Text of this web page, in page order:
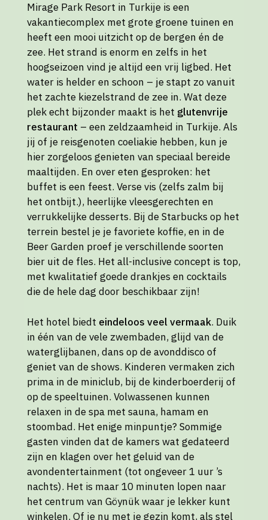
Mirage Park Resort in Turkije is een
vakantiecomplex met grote groene tuinen en
heeft een mooi uitzicht op de bergen én de
zee. Het strand is enorm en zelfs in het
hoogseizoen vind je altijd een vrij ligbed. Het
water is helder en schoon – je stapt zo vanuit
het zachte kiezelstrand de zee in. Wat deze
plek echt bijzonder maakt is het glutenvrije
restaurant – een zeldzaamheid in Turkije. Als
jij of je reisgenoten coeliakie hebben, kun je
hier zorgeloos genieten van speciaal bereide
maaltijden. En over eten gesproken: het
buffet is een feest. Verse vis (zelfs zalm bij
het ontbijt.), heerlijke vleesgerechten en
verrukkelijke desserts. Bij de Starbucks op het
terrein bestel je je favoriete koffie, en in de
Beer Garden proef je verschillende soorten
bier uit de fles. Het all-inclusive concept is top,
met kwalitatief goede drankjes en cocktails
die de hele dag door beschikbaar zijn!
Het hotel biedt eindeloos veel vermaak. Duik
in één van de vele zwembaden, glijd van de
waterglijbanen, dans op de avonddisco of
geniet van de shows. Kinderen vermaken zich
prima in de miniclub, bij de kinderboerderij of
op de speeltuinen. Volwassenen kunnen
relaxen in de spa met sauna, hamam en
stoombad. Het enige minpuntje? Sommige
gasten vinden dat de kamers wat gedateerd
zijn en klagen over het geluid van de
avondentertainment (tot ongeveer 1 uur ’s
nachts). Het is maar 10 minuten lopen naar
het centrum van Göynük waar je lekker kunt
winkelen. Of je nu met je gezin komt, als stel